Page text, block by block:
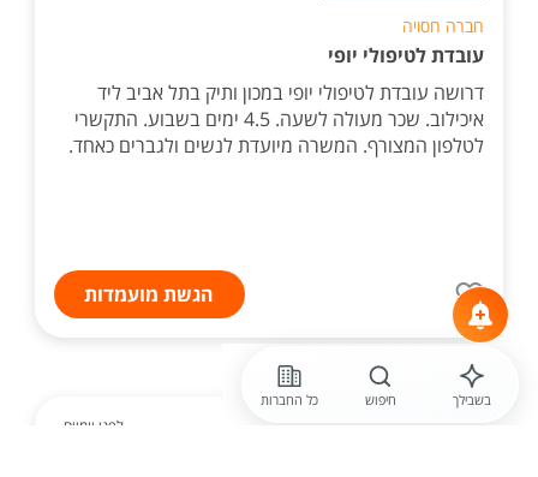
חברה חסויה
עובדת לטיפולי יופי
דרושה עובדת לטיפולי יופי במכון ותיק בתל אביב ליד
איכילוב. שכר מעולה לשעה. 4.5 ימים בשבוע. התקשרי
לטלפון המצורף. המשרה מיועדת לנשים ולגברים כאחד.
הגשת מועמדות
לפני יומיים
בשבילך חיפוש כל החברות